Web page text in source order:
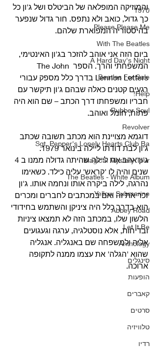
1970
Please Please Me
With The Beatles
A Hard Day's Night
Beatles For Sale
Help!
Rubber Soul
Revolver
Sgt. Pepper's Lonely Hearts Club Ba
Magical Mystery Tour
The Beatles - White Album
Yellow Submarine
Abbey Road
Let It Be
Anthology
סינגלים
הופעות
קאברים
סרטים
טלוויזיה
רדיו
והמוזיקה המופלאה של הביטלס ושל ג'ון כל
כך גדול, כואב ולא נתפס. חור גדול שנפער
בהיסטוריה המפוארת שלהם.
ביום הזה אני אוהב להזכר בג'ון האינטימי,
המשפחתי והרך. הספר The John
Lennon Letters בדרך כלל מספק עבורי
רגעים קטנים כאלה שבהם ג'ון תיקשר עם
חבריו ומשפחתו דרך הכתב – שם הוא היה
פתוח, חומל ואוהב.
דוגמא מצויינת הוא מכתב תשובה שכתב
ג'ון לבת דודתו ליילה בינואר 1979.
שנים והיה לו 'קראש' עליה כילד. כשאימו
נהרגה, לילה ביקרה אותו ונחמה אותו. ג'ון
זכר את זה ואם במכתבים לחברים ומכרים
הוא בדרך כלל היה ציניקן והשתמש בחידודי
הלשון שלו, במכתב הזה לא תמצאו ציניות
ובדיחות, אלא נוסטלגיה, ערגה וגעגועים
אליה ולמשפחה שם באנגליה. אנגליה
שהוא 'הגלה' את עצמו ממנה לתקופה
ארוכה.